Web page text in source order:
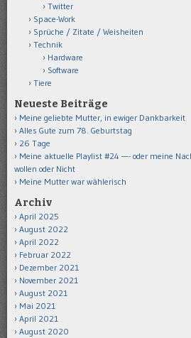
Twitter
Space-Work
Sprüche / Zitate / Weisheiten
Technik
Hardware
Software
Tiere
Neueste Beiträge
Meine geliebte Mutter, in ewiger Dankbarkeit
Alles Gute zum 78. Geburtstag
26 Tage
Meine aktuelle Playlist #24 —- oder meine
wollen oder Nicht
Meine Mutter war wählerisch
Archiv
April 2025
August 2022
April 2022
Februar 2022
Dezember 2021
November 2021
August 2021
Mai 2021
April 2021
August 2020